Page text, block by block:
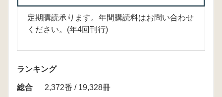
定期購読承ります。年間購読料はお問い合わせ
ください。(年4回刊行)
ランキング
総合
2,372番 / 19,328冊